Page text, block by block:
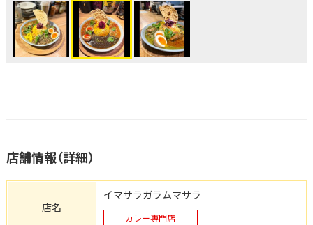
店舗情報（詳細）
店名
イマサラガラムマサラ
カレー専門店